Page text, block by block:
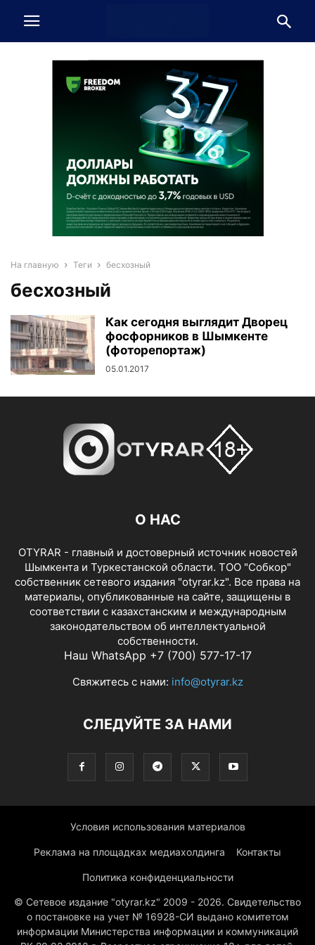
На главную Теги бесхозный
бесхозный
Как сегодня выглядит Дворец
фосфорников в Шымкенте
(фоторепортаж)
05.01.2017
О НАС
OTYRAR - главный и достоверный источник новостей
Шымкента и Туркестанской области. ТОО "Собкор"
собственник сетевого издания "otyrar.kz". Все права на
материалы, опубликованные на сайте, защищены в
соответствии с казахстанским и международным
законодательством об интеллектуальной
собственности.
Наш WhatsApp +7 (700) 577-17-17
Свяжитесь с нами: info@otyrar.kz
СЛЕДУЙТЕ ЗА НАМИ
Условия использования материалов
Реклама на площадках медиахолдинга Контакты
Политика конфиденциальности
© Сетевое издание "otyrar.kz" 2009 - 2026. Свидетельство
о постановке на учет № 16928-СИ выдано комитетом
информации Министерства информации и коммуникаций